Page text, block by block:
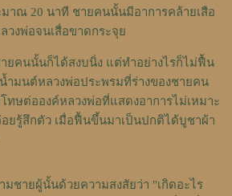
มาณ 20 นาที ชายคนนั้นมีอาการคล้ายเสือ
วงพ่อจนเสื่อขาดกระจุย
ายคนนั้นก็ได้สงบนิ่ง แต่ทำอย่างไรก็ไม่ฟื้น
ำมนต์หลวงพ่อประพรมที่ร่างของชายคน
ทษต่อองค์หลวงพ่อที่แสดงอาการไม่เหมาะ
ยรู้สึกตัว เมื่อฟื้นขึ้นมาเป็นปกติได้บูชาผ้า
ชายผู้นั้นด้วยความสงสัยว่า "เกิดอะไร